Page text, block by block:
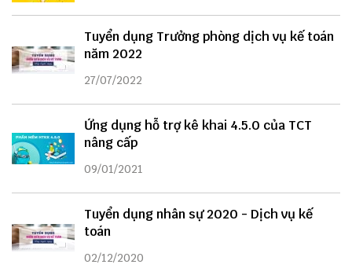
Tuyển dụng Trưởng phòng dịch vụ kế toán
năm 2022
27/07/2022
Ứng dụng hỗ trợ kê khai 4.5.0 của TCT
nâng cấp
09/01/2021
Tuyển dụng nhân sự 2020 - Dịch vụ kế
toán
02/12/2020